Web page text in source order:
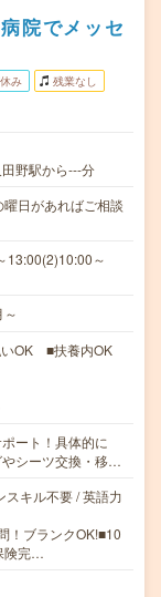
院でメッセ
み 残業なし
野駅から---分
日があればご相談
13:00(2)10:00～
OK ■扶養内OK
ート！具体的に
シーツ交換・移…
スキル不要 / 英語力
！ブランクOK!■10
険完…